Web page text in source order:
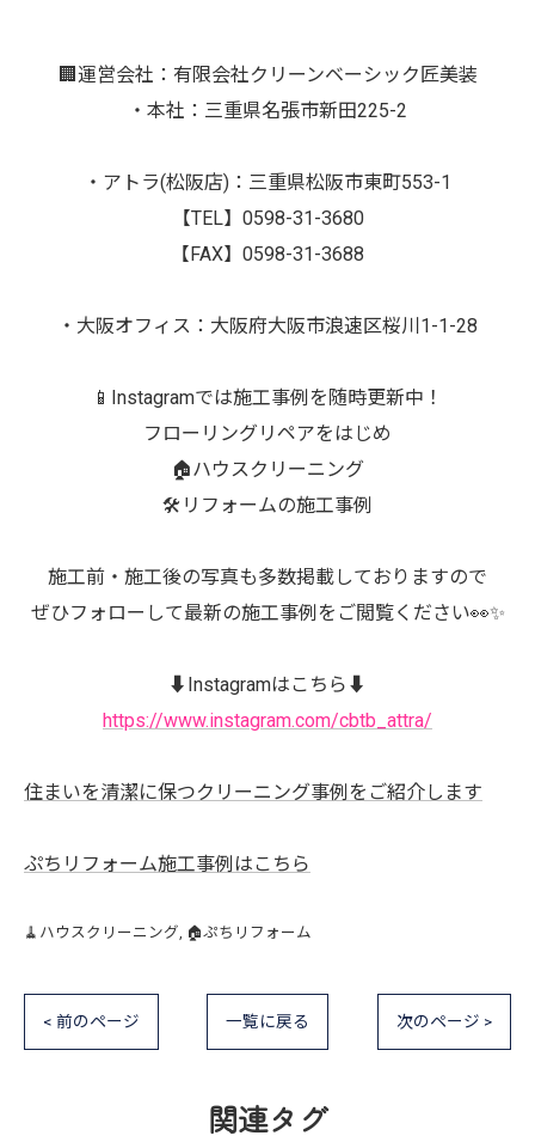
🏢運営会社：有限会社クリーンベーシック匠美装
・本社：三重県名張市新田225-2
・アトラ(松阪店)：三重県松阪市東町553-1
【TEL】0598-31-3680
【FAX】0598-31-3688
・大阪オフィス：大阪府大阪市浪速区桜川1-1-28
📱Instagramでは施工事例を随時更新中！
フローリングリペアをはじめ
🏠ハウスクリーニング
🛠️リフォームの施工事例
施工前・施工後の写真も多数掲載しておりますので
ぜひフォローして最新の施工事例をご閲覧ください👀✨
⬇️Instagramはこちら⬇️
https://www.instagram.com/cbtb_attra/
住まいを清潔に保つクリーニング事例をご紹介します
ぷちリフォーム施工事例はこちら
🧹ハウスクリーニング 🏠ぷちリフォーム
< 前のページ 一覧に戻る 次のページ >
関連タグ